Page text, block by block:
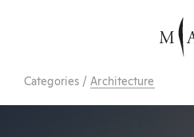
Categories / Architecture